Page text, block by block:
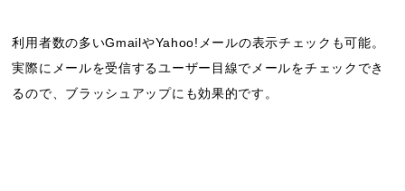
利用者数の多いGmailやYahoo!メールの表示チェックも可能。
実際にメールを受信するユーザー目線でメールをチェックでき
るので、ブラッシュアップにも効果的です。